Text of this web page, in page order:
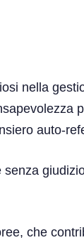
nella
auto-
che